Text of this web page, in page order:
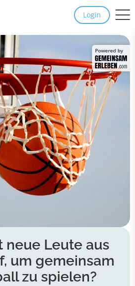
Login
Powered by
neue Leute aus
um gemeinsam
zu spielen?